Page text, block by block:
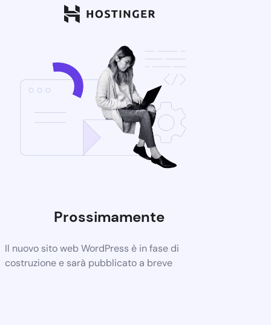
Prossimamente
Il nuovo sito web WordPress è in fase di
costruzione e sarà pubblicato a breve